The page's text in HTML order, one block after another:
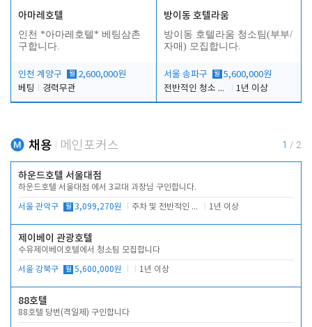
아마레호텔
인천 *아마레호텔* 베팅삼촌
구합니다.
인천 계양구 월 2,600,000원
베팅
경력무관
방이동 호텔라움
방이동 호텔라움 청소팀(부부/
자매) 모집합니다.
서울 송파구 월 5,600,000원
전반적인 청소 업무(객실청소.객실정리)
1년 이상
채용 메인포커스 1 / 2
하운드호텔 서울대점
하운드호텔 서울대점 에서 3교대 과장님 구인합니다.
서울 관악구 월 3,099,270원 주차 및 전반적인 당번업무 1년 이상
제이베이 관광호텔
수유제이베이호텔에서 청소팀 모집합니다
서울 강북구 월 5,600,000원 1년 이상
88호텔
88호텔 당번(격일제) 구인합니다